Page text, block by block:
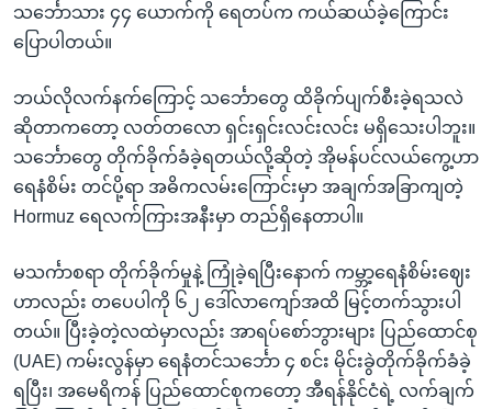
သင်္ဘောသား ၄၄ ယောက်ကို ရေတပ်က ကယ်ဆယ်ခဲ့ကြောင်း
ပြောပါတယ်။
ဘယ်လိုလက်နက်ကြောင့် သင်္ဘောတွေ ထိခိုက်ပျက်စီးခဲ့ရသလဲ
ဆိုတာကတော့ လတ်တလော ရှင်းရှင်းလင်းလင်း မရှိသေးပါဘူး။
သင်္ဘောတွေ တိုက်ခိုက်ခံခဲ့ရတယ်လို့ဆိုတဲ့ အိုမန်ပင်လယ်ကွေ့ဟာ
ရေနံစိမ်း တင်ပို့ရာ အဓိကလမ်းကြောင်းမှာ အချက်အခြာကျတဲ့
Hormuz ရေလက်ကြားအနီးမှာ တည်ရှိနေတာပါ။
မသင်္ကာစရာ တိုက်ခိုက်မှုနဲ့ ကြုံခဲ့ရပြီးနောက် ကမ္ဘာ့ရေနံစိမ်းဈေး
ဟာလည်း တပေပါကို ၆၂ ဒေါ်လာကျော်အထိ မြင့်တက်သွားပါ
တယ်။ ပြီးခဲ့တဲ့လထဲမှာလည်း အာရပ်စော်ဘွားများ ပြည်ထောင်စု
(UAE) ကမ်းလွန်မှာ ရေနံတင်သင်္ဘော ၄ စင်း မိုင်းခွဲတိုက်ခိုက်ခံခဲ့
ရပြီး၊ အမေရိကန် ပြည်ထောင်စုကတော့ အီရန်နိုင်ငံရဲ့ လက်ချက်